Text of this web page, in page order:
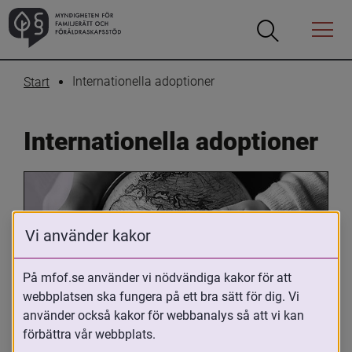
Öppna
Öppna
Menyn
Start Internationella adoptioner
Internationella adoptioner
Oavsett om du är adopterad,
adoptivförälder eller arbetar med
Vi använder kakor
På mfof.se använder vi nödvändiga kakor för att
webbplatsen ska fungera på ett bra sätt för dig. Vi
använder också kakor för webbanalys så att vi kan
förbättra vår webbplats.